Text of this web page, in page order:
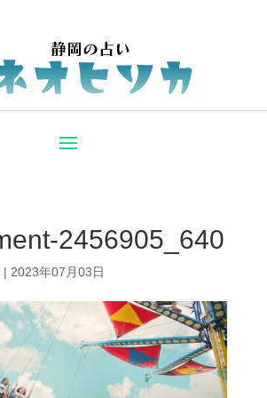
2456905_640
| 2023年07月03日